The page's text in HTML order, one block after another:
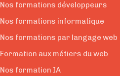
Nos formations développeurs
Nos formations informatique
Nos formations par langage web
Formation aux métiers du web
Nos formation IA